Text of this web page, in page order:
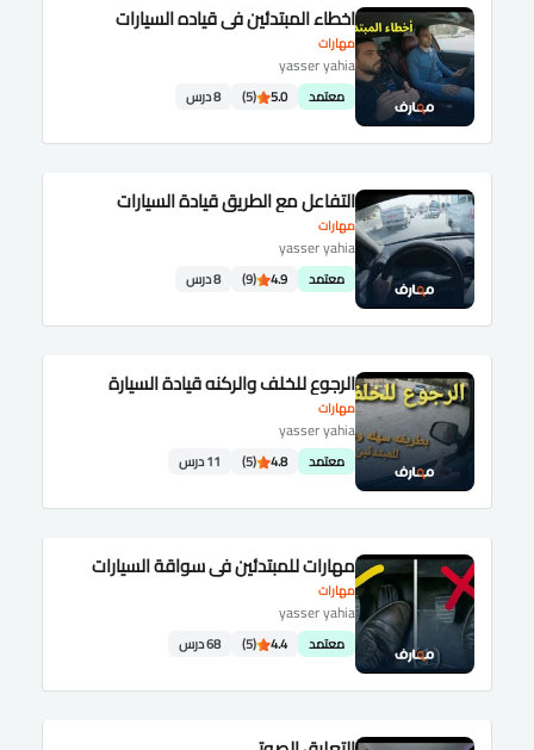
مهارات
اخطاء المبتدئين في قياده السيارات
yasser yahia
معتمد 5.0
(5) 8 درس
مهارات
التفاعل مع الطريق قيادة السيارات
yasser yahia
معتمد 4.9
(9) 8 درس
مهارات
الرجوع للخلف والركنه قيادة السيارة
yasser yahia
معتمد 4.8
(5) 11 درس
مهارات
مهارات للمبتدئين في سواقة السيارات
yasser yahia
معتمد 4.4
(5) 68 درس